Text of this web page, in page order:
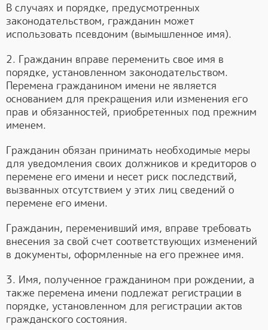
В случаях и порядке, предусмотренных
законодательством, гражданин может
использовать псевдоним (вымышленное имя).
2. Гражданин вправе переменить свое имя в
порядке, установленном законодательством.
Перемена гражданином имени не является
основанием для прекращения или изменения его
прав и обязанностей, приобретенных под прежним
именем.
Гражданин обязан принимать необходимые меры
для уведомления своих должников и кредиторов о
перемене его имени и несет риск последствий,
вызванных отсутствием у этих лиц сведений о
перемене его имени.
Гражданин, переменивший имя, вправе требовать
внесения за свой счет соответствующих изменений
в документы, оформленные на его прежнее имя.
3. Имя, полученное гражданином при рождении, а
также перемена имени подлежат регистрации в
порядке, установленном для регистрации актов
гражданского состояния.